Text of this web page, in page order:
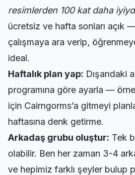
resimlerden 100 kat daha
ücretsiz ve hafta sonları açık
çalışmaya ara verip,
ideal.
Haftalık plan yap: Dışarıdaki
programına göre ayarla —
için Cairngorms’a gitmeyi
haftasına denk getirme.
Arkadaş grubu oluştur: Tek
olabilir. Ben her zaman 3-4
ve hepimiz farklı şeyler bulup